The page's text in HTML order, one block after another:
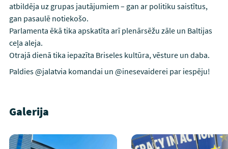
atbildēja uz grupas jautājumiem – gan ar politiku saistītus,
gan pasaulē notiekošo.
Parlamenta ēkā tika apskatīta arī plenārsēžu zāle un Baltijas
ceļa aleja.
Otrajā dienā tika iepazīta Briseles kultūra, vēsture un daba.
Paldies @jalatvia komandai un @inesevaiderei par iespēju!
Galerija